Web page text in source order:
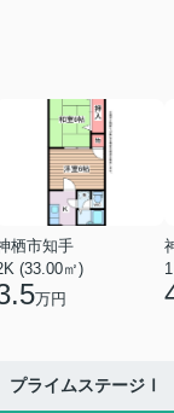
栖市知手
(33.00㎡)
万円
プライムステージⅠ